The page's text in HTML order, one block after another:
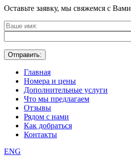
Оставьте заявку, мы свяжемся с Вами
Главная
Номера и цены
Дополнительные услуги
Что мы предлагаем
Отзывы
Рядом с нами
Как добраться
Контакты
ENG